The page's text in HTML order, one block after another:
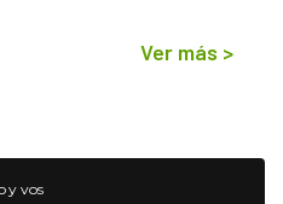
Ver más >
y vos